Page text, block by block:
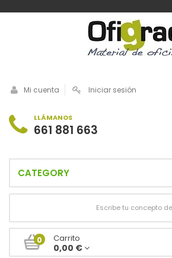
Mi cuenta Iniciar sesión
LLÁMANOS
661 881 663
CATEGORY
0 Carrito
0,00 €